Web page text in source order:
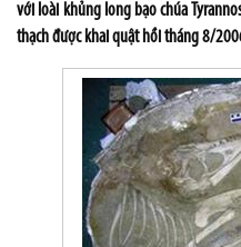
với loài khủng long bạo chúa
thạch được khai quật hồi tháng 8/